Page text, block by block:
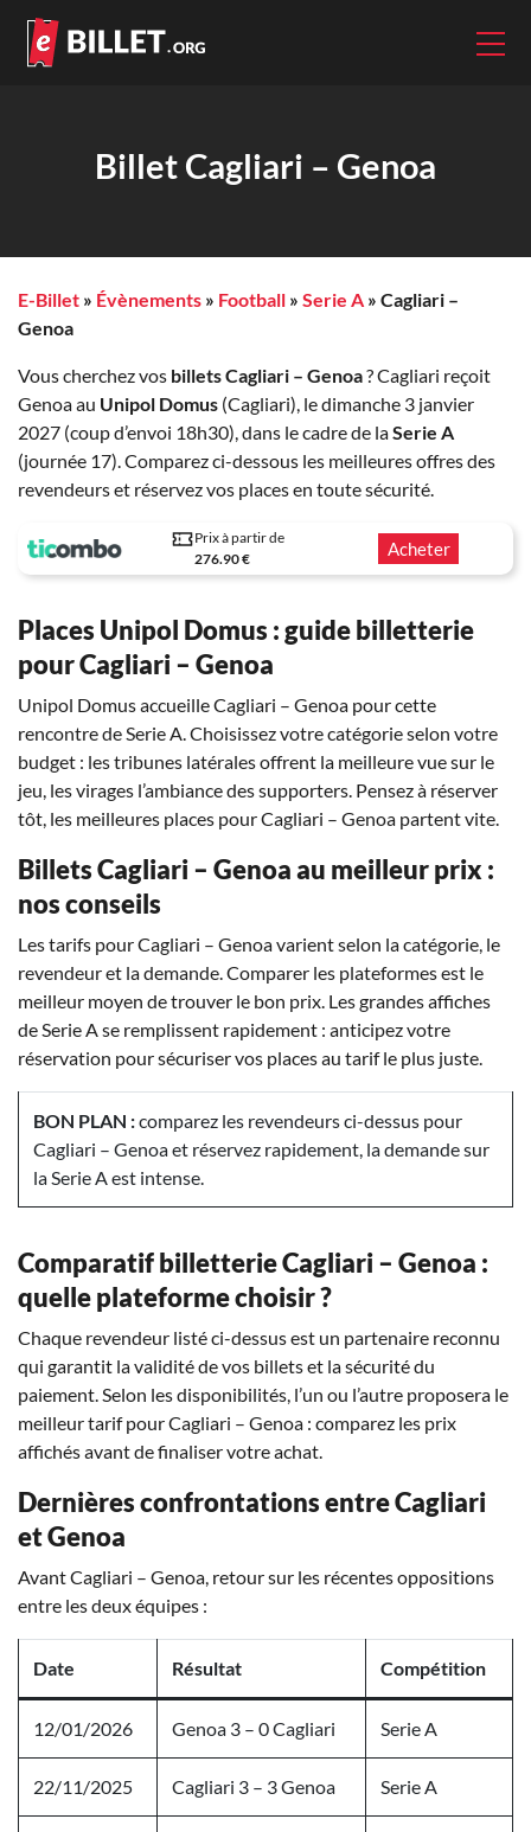
Billet Cagliari – Genoa
E-Billet » Évènements » Football » Serie A » Cagliari –
Genoa
Vous cherchez vos billets Cagliari – Genoa? Cagliari reçoit
Genoa au Unipol Domus (Cagliari), le dimanche 3 janvier
2027 (coup d’envoi 18h30), dans le cadre de laSerie A
(journée 17). Comparez ci-dessous les meilleures offres des
revendeurs et réservez vos places en toute sécurité.
Prix à partir de
276.90 €
Acheter
Places Unipol Domus : guide billetterie
pour Cagliari – Genoa
Unipol Domus accueille Cagliari – Genoa pour cette
rencontre de Serie A. Choisissez votre catégorie selon votre
budget : les tribunes latérales offrent la meilleure vue sur le
jeu, les virages l’ambiance des supporters. Pensez à réserver
tôt, les meilleures places pour Cagliari – Genoa partent vite.
Billets Cagliari – Genoa au meilleur prix :
nos conseils
Les tarifs pour Cagliari – Genoa varient selon la catégorie, le
revendeur et la demande. Comparer les plateformes est le
meilleur moyen de trouver le bon prix. Les grandes affiches
de Serie A se remplissent rapidement : anticipez votre
réservation pour sécuriser vos places au tarif le plus juste.
BON PLAN :comparez les revendeurs ci-dessus pour
Cagliari – Genoa et réservez rapidement, la demande sur
la Serie A est intense.
Comparatif billetterie Cagliari – Genoa :
quelle plateforme choisir ?
Chaque revendeur listé ci-dessus est un partenaire reconnu
qui garantit la validité de vos billets et la sécurité du
paiement. Selon les disponibilités, l’un ou l’autre proposera le
meilleur tarif pour Cagliari – Genoa : comparez les prix
affichés avant de finaliser votre achat.
Dernières confrontations entre Cagliari
et Genoa
Avant Cagliari – Genoa, retour sur les récentes oppositions
entre les deux équipes :
Date Résultat Compétition
12/01/2026 Genoa 3 – 0 Cagliari Serie A
22/11/2025 Cagliari 3 – 3 Genoa Serie A